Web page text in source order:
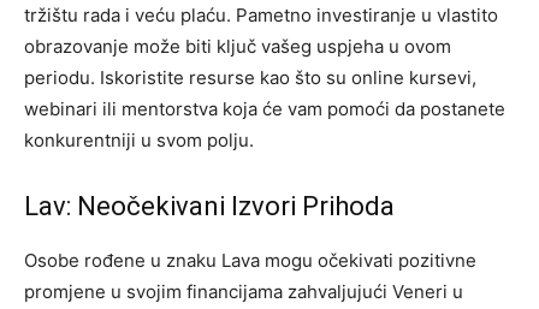
tržištu rada i veću plaću. Pametno investiranje u vlastito
obrazovanje može biti ključ vašeg uspjeha u ovom
periodu. Iskoristite resurse kao što su online kursevi,
webinari ili mentorstva koja će vam pomoći da postanete
konkurentniji u svom polju.
Lav: Neočekivani Izvori Prihoda
Osobe rođene u znaku Lava mogu očekivati pozitivne
promjene u svojim financijama zahvaljujući Veneri u